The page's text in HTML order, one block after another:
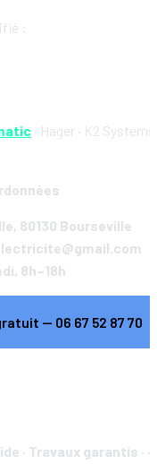
:
· Hager · K2 Systems
80130 Bourseville
8h–18h
— 06 67 52 87 70
· Travaux garantis ·